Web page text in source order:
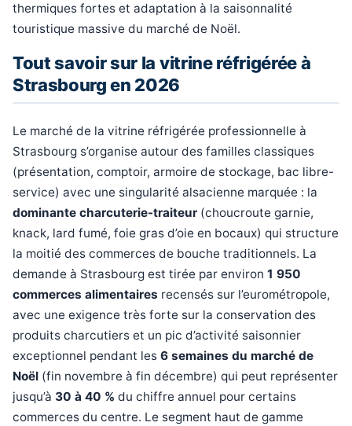
thermiques fortes et adaptation à la saisonnalité
touristique massive du marché de Noël.
Tout savoir sur la vitrine réfrigérée à
Strasbourg en 2026
Le marché de la vitrine réfrigérée professionnelle à
Strasbourg s’organise autour des familles classiques
(présentation, comptoir, armoire de stockage, bac libre-
service) avec une singularité alsacienne marquée : la
dominante charcuterie-traiteur (choucroute garnie,
knack, lard fumé, foie gras d’oie en bocaux) qui structure
la moitié des commerces de bouche traditionnels. La
demande à Strasbourg est tirée par environ 1 950
commerces alimentaires recensés sur l’eurométropole,
avec une exigence très forte sur la conservation des
produits charcutiers et un pic d’activité saisonnier
exceptionnel pendant les 6 semaines du marché de
Noël (fin novembre à fin décembre) qui peut représenter
jusqu’à 30 à 40 % du chiffre annuel pour certains
commerces du centre. Le segment haut de gamme